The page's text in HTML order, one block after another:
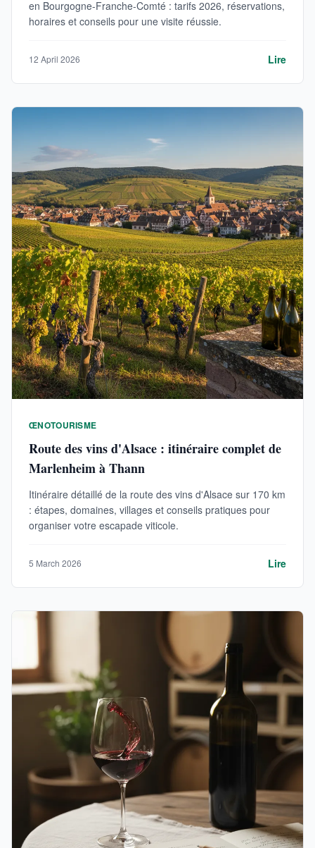
en Bourgogne-Franche-Comté : tarifs 2026, réservations,
horaires et conseils pour une visite réussie.
12 April 2026 Lire
ŒNOTOURISME
Route des vins d'Alsace : itinéraire complet de
Marlenheim à Thann
Itinéraire détaillé de la route des vins d'Alsace sur 170 km
: étapes, domaines, villages et conseils pratiques pour
organiser votre escapade viticole.
5 March 2026 Lire